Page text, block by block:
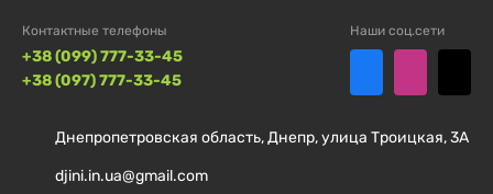
Контактные телефоны
+38 (099) 777-33-45
+38 (097) 777-33-45
Наши соц.сети
Днепропетровская область, Днепр, улица Троицкая, 3А
djini.in.ua@gmail.com